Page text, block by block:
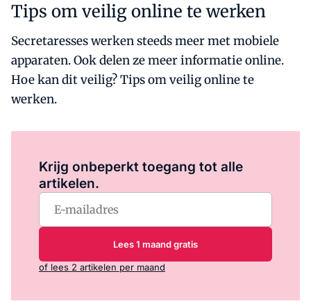
Tips om veilig online te werken
Secretaresses werken steeds meer met mobiele
apparaten. Ook delen ze meer informatie online.
Hoe kan dit veilig? Tips om veilig online te
werken.
Krijg onbeperkt toegang tot alle
artikelen.
Lees 1 maand gratis
of lees 2 artikelen per maand